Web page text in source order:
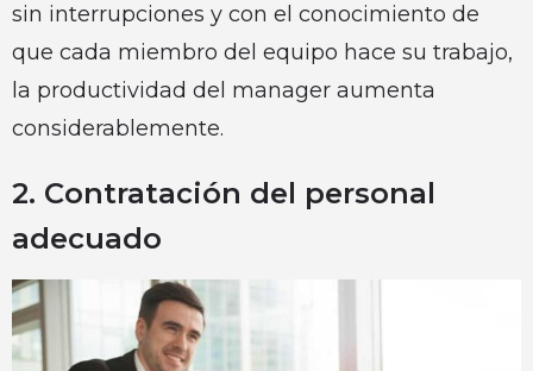
sin interrupciones y con el conocimiento de
que cada miembro del equipo hace su trabajo,
la productividad del manager aumenta
considerablemente.
2. Contratación del personal
adecuado